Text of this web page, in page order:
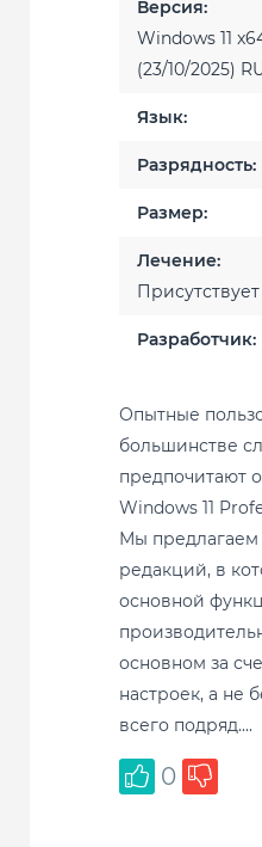
Версия:
Windows 11
(23/10/2025)
Язык:
Разрядность:
Размер:
Лечение:
Присутствует
Разработчик:
Опытные
большинстве
предпочитают
Windows 11
Мы предлагаем
редакций, в
основной
основном за
настроек, а не
всего подряд....
0